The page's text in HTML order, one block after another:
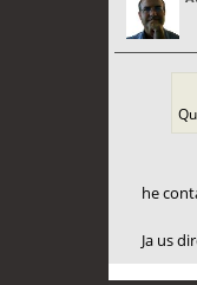
he
Ja us